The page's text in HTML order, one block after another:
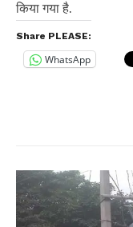
किया गया है.
Share PLEASE:
WhatsApp